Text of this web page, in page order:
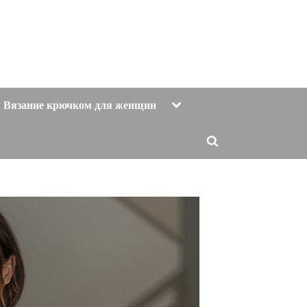
Вязание крючком для женщин Toggle
Toggle